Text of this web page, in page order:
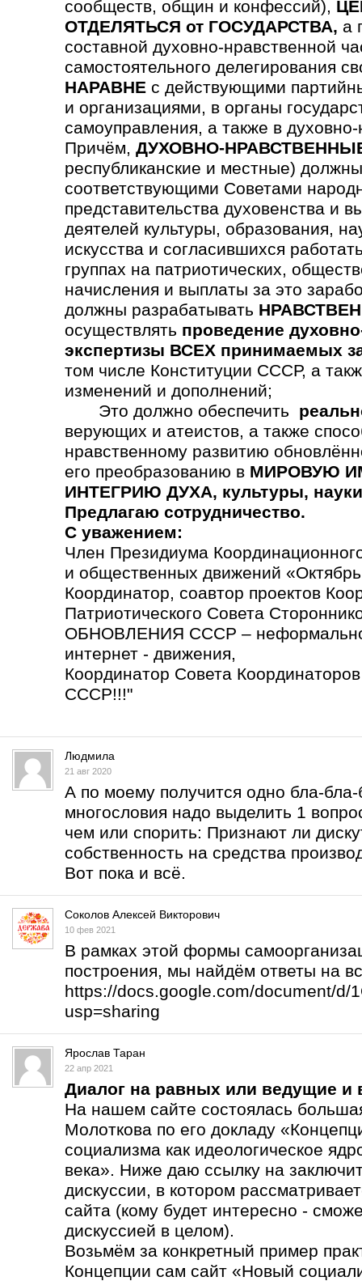
сообществ, общин и конфессий),
ОТДЕЛЯТЬСЯ от ГОСУДАРСТВА, а
составной духовно-нравственной
самостоятельного делегирования
НАРАВНЕ с действующими
и организациями, в органы
самоуправления, а также в
Причём, ДУХОВНО-
республиканские и местные)
соответствующими Советами
предста­вительства духовен­ства и
деятелей культуры, образования,
искусства и согла­сившихся
группах на патриотических,
начисления и выплаты за это
должны разрабатывать
осуществлять проведение
экспертизы ВСЕХ принимаемых
том числе Конституции СССР, а
изменений и дополнений;
Это должно обеспечить
верующих и атеистов, а также
нравственному развитию
его преобразованию в МИРОВУЮ
ИНТЕГРИЮ ДУХА, культуры,
Предлагаю сотрудничество.
С уважением:
Член Президиума
и общественных движений
Координатор, соавтор проектов
Патриотического Совета
ОБНОВЛЕНИЯ СССР –
интернет - движения,
Координатор Совета
СССР!!!"
Людмила
21 авг 2020
А по моему получится одно бла-бла-
многословия надо выделить 1
чем или спорить: Признают ли
собственность на средства
Вот пока и всё.
Соколов Алексей Викторович
10 фев 2021
В рамках этой формы
построения, мы найдём ответы на
https://docs.google.com/document/d/
usp=sharing
Ярослав Таран
22 апр 2021
Диалог на равных или ведущие и
На нашем сайте состоялась
Молоткова по его докладу
социализма как идеологическое
века». Ниже даю ссылку на
дискуссии, в котором
сайта (кому будет интересно -
дискуссией в целом).
Возьмём за конкретный пример
Концепции сам сайт «Новый